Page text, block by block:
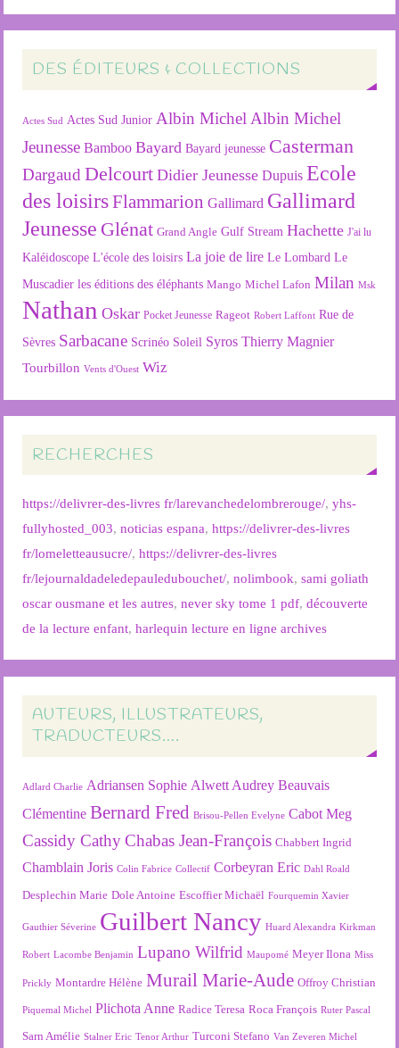
DES ÉDITEURS & COLLECTIONS
Actes Sud Actes Sud Junior Albin Michel Albin Michel
Jeunesse Bamboo Bayard Bayard jeunesse Casterman
Dargaud Delcourt Didier Jeunesse Dupuis Ecole
des loisirsFlammarion Gallimard Gallimard
Jeunesse Glénat Grand Angle Gulf Stream Hachette J'ai lu
Kaléidoscope L'école des loisirs La joie de lire Le Lombard Le
Muscadier les éditions des éléphants Mango Michel Lafon Milan Msk
Nathan Oskar Pocket Jeunesse Rageot Robert Laffont Rue de
Sèvres Sarbacane Scrinéo Soleil Syros Thierry Magnier
Tourbillon Vents d'Ouest Wiz
RECHERCHES
https://delivrer-des-livres fr/larevanchedelombrerouge/,yhs-
fullyhosted_003,noticias espana,https://delivrer-des-livres
fr/lomeletteausucre/,https://delivrer-des-livres
fr/lejournaldadeledepauledubouchet/,nolimbook,sami goliath
oscar ousmane et les autres,never sky tome 1 pdf,découverte
de la lecture enfant,harlequin lecture en ligne archives
AUTEURS, ILLUSTRATEURS,
TRADUCTEURS….
Adlard Charlie Adriansen Sophie Alwett Audrey Beauvais
Clémentine Bernard Fred Brisou-Pellen Evelyne Cabot Meg
Cassidy Cathy Chabas Jean-François Chabbert Ingrid
Chamblain Joris Colin Fabrice Collectif Corbeyran Eric Dahl Roald
Desplechin Marie Dole Antoine Escoffier Michaël Fourquemin Xavier
Gauthier Séverine Guilbert Nancy Huard Alexandra Kirkman
Robert Lacombe Benjamin Lupano Wilfrid Maupomé Meyer Ilona Miss
Prickly Montardre Hélène Murail Marie-Aude Offroy Christian
Piquemal Michel Plichota Anne Radice Teresa Roca François Ruter Pascal
Sarn Amélie Stalner Eric Tenor Arthur Turconi Stefano Van Zeveren Michel